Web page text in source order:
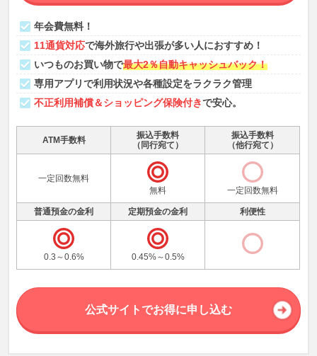
年会費無料！
11通貨対応で海外旅行や出張が多い人におすすめ！
いつものお買い物で最大2％自動キャッシュバック！
専用アプリで利用状況や各種設定をラクラク管理
不正利用補償＆ショッピング保険付きで安心。
ATM手数料
振込手数料
（同行宛て）
振込手数料
（他行宛て）
一定回数無料
無料
一定回数無料
普通預金の金利 定期預金の金利 利便性
0.3～0.6% 0.45%～0.5%
公式サイトでお得に申し込む